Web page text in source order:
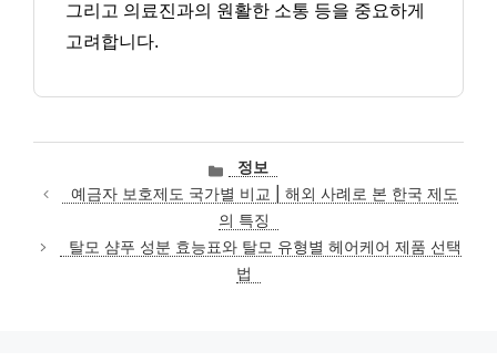
그리고 의료진과의 원활한 소통 등을 중요하게
고려합니다.
카
테
고
리
정보
예금자 보호제도 국가별 비교 | 해외 사례로 본 한국 제도
의 특징
탈모 샴푸 성분 효능표와 탈모 유형별 헤어케어 제품 선택
법